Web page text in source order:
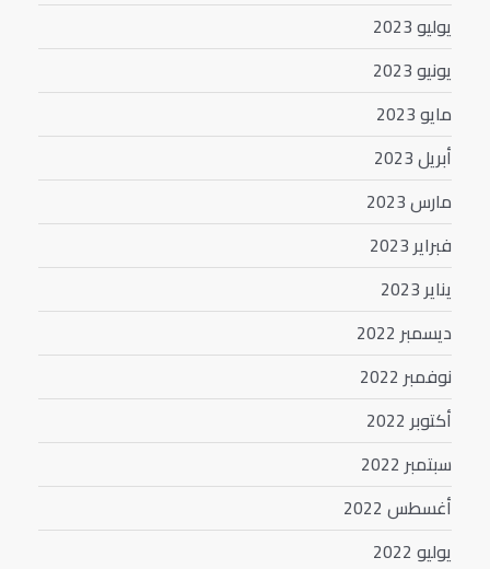
يوليو 2023
يونيو 2023
مايو 2023
أبريل 2023
مارس 2023
فبراير 2023
يناير 2023
ديسمبر 2022
نوفمبر 2022
أكتوبر 2022
سبتمبر 2022
أغسطس 2022
يوليو 2022